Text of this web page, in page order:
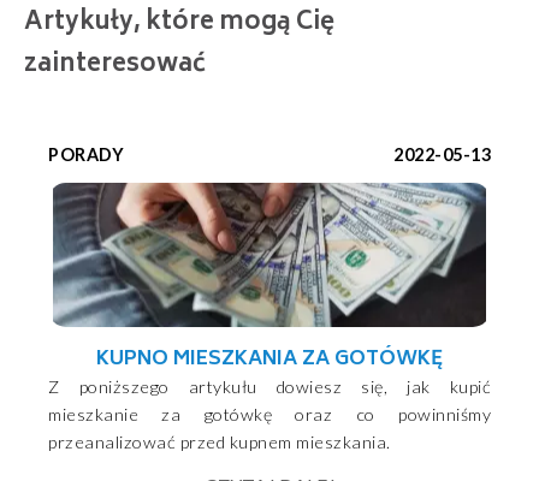
Artykuły, które mogą Cię
zainteresować
PORADY 2022-05-13
KUPNO MIESZKANIA ZA GOTÓWKĘ
Z poniższego artykułu dowiesz się, jak kupić
mieszkanie za gotówkę oraz co powinniśmy
przeanalizować przed kupnem mieszkania.